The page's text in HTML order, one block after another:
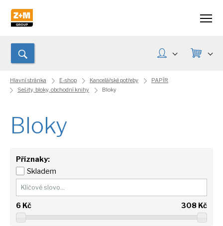
Hlavní stránka E-shop Kancelářské potřeby
PAPÍR
Sešity, bloky, obchodní knihy
Bloky
Bloky
Příznaky:
Skladem
6Kč 308 Kč